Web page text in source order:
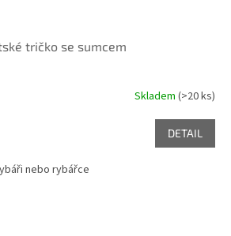
tričko se sumcem
Skladem(>20 ks)
DETAIL
nebo rybářce